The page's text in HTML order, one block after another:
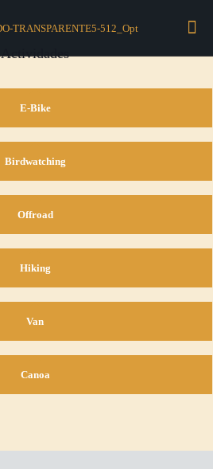
Actividades
E-Bike
Birdwatching
Offroad
Hiking
Van
Canoa